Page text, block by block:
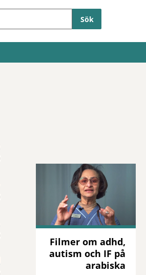
Filmer om adhd,
autism och IF på
arabiska